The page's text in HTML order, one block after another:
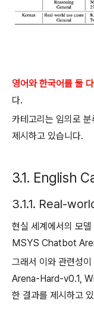
영어와 한국어를 둘
다.
카테고리는 임의로
제시하고 있습니다.
3.1. English
3.1.1. Real-
현실 세계에서의 모
MSYS Chatbot
그래서 이와 관련성
Arena-Hard-v0.1,
한 결과를 제시하고